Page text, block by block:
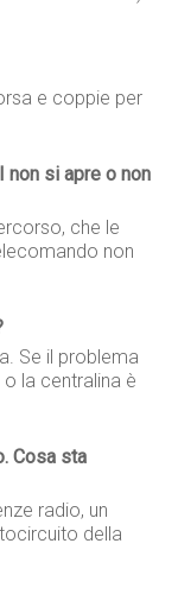
e coppie per
non si apre o non
che le
non
Se il problema
la centralina è
Cosa sta
radio, un
della